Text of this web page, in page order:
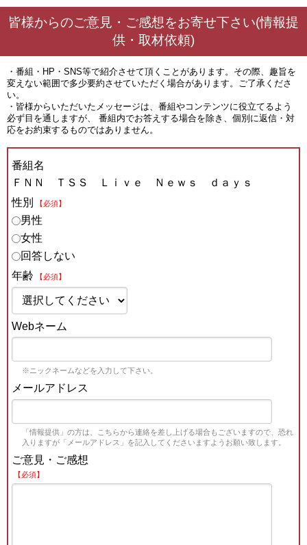
皆様からのご意見・ご感想をお寄せ下さい(情報提
供・取材依頼)
・番組・HP・SNS等で紹介させて頂くことがあります。その際、趣旨を
変えない範囲で多少要約させていただく場合があります。ご了承くださ
い。
・皆様からいただいたメッセージは、番組やコンテンツに役立てるよう
必ず目を通しますが、 番組内でお答えする場合を除き、個別に返信・対
応をお約束するものではありません。
番組名
ＦＮＮ ＴＳＳ Ｌｉｖｅ Ｎｅｗｓ ｄａｙｓ
性別
【必須】
男性
女性
回答しない
年齢
【必須】
Webネーム
※ニックネームなどを入力して下さい。
メールアドレス
「情報提供」の方は、こちらから連絡を差し上げる場合もございますので、恐れ
入りますが「メールアドレス」を記入してくださいますようお願い致します。
ご意見・ご感想
【必須】